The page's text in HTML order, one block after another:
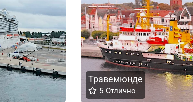
Травемюнде
5 Отлично